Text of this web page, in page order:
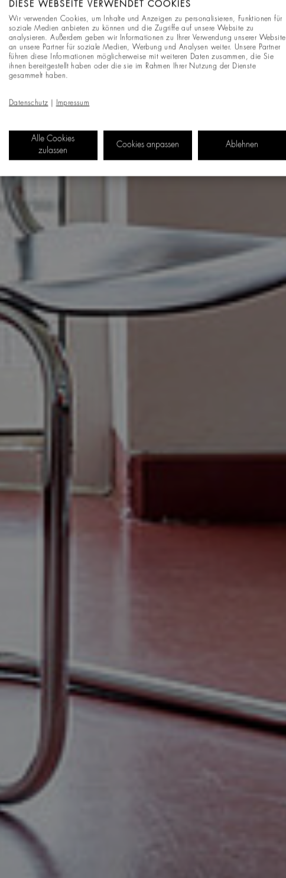
DIESE WEBSEITE VERWENDET COOKIES
Wir verwenden Cookies, um Inhalte und Anzeigen zu personalisieren, Funktionen für
soziale Medien anbieten zu können und die Zugriffe auf unsere Website zu
analysieren. Außerdem geben wir Informationen zu Ihrer Verwendung unserer Website
an unsere Partner für soziale Medien, Werbung und Analysen weiter. Unsere Partner
führen diese Informationen möglicherweise mit weiteren Daten zusammen, die Sie
ihnen bereitgestellt haben oder die sie im Rahmen Ihrer Nutzung der Dienste
gesammelt haben.
Datenschutz Impressum
Alle Cookies
zulassen
Cookies anpassen Ablehnen